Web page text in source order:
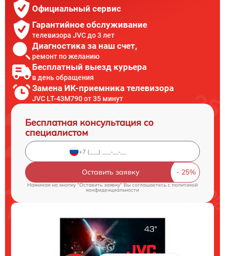
Официальный сервис
Гарантийное обслуживание
телевизора JVC до 3 лет
Диагностика за наш счет,
ремонт по желанию
Бесплатный выезд курьера
в день обращения
Замена ИК-приемника телевизора
JVC LT-43M790 от 35 минут
Бесплатная консультация со
специалистом
Оставить заявку
Нажимая на кнопку "Оставить заявку" Вы соглашаетесь cполитикой
конфиденциальности